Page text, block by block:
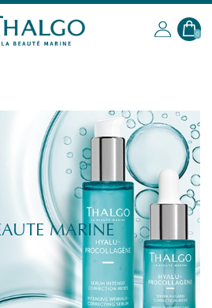
FR
0
MARINE